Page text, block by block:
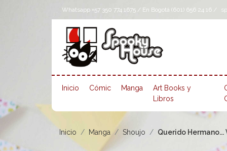
Whatsapp +57 350 774 1675 / En Bogotá (601) 656 24 16 /
Inicio Cómic Manga
Art Books y
Libros
Inicio Manga Shoujo Querido Hermano...